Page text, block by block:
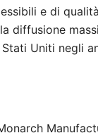
e di
diffusione
Uniti negli